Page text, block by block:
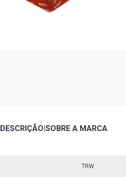
DESCRIÇÃO|SOBRE A MARCA
TRW